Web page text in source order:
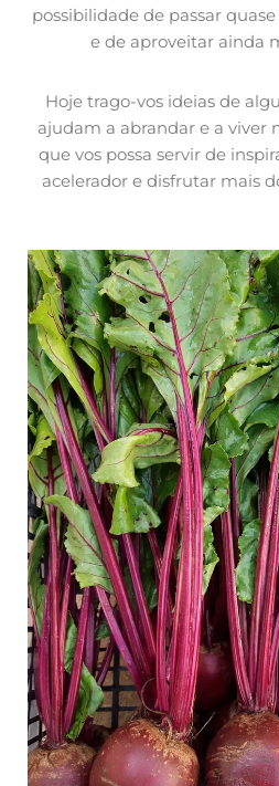
possibilidade de passar
e de aproveitar ainda
Hoje trago-vos ideias de
ajudam a abrandar e a viver
que vos possa servir de
acelerador e disfrutar mais